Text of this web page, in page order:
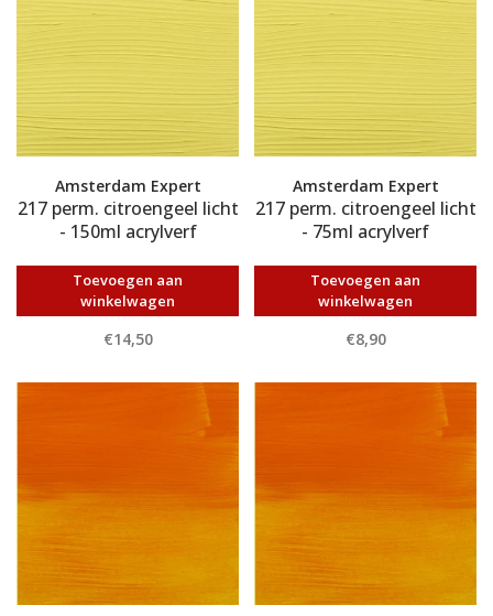
Amsterdam Expert
217 perm. citroengeel licht
- 150ml acrylverf
Toevoegen aan
winkelwagen
€14,50
Amsterdam Expert
217 perm. citroengeel licht
- 75ml acrylverf
Toevoegen aan
winkelwagen
€8,90